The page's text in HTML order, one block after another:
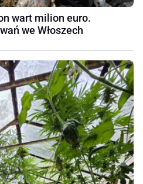
wart milion euro.
we Włoszech